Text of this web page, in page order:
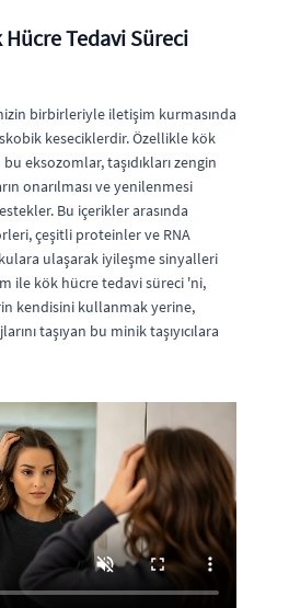
Tedavi Süreci
birbirleriyle iletişim kurmasında
keseciklerdir. Özellikle kök
eksozomlar, taşıdıkları zengin
onarılması ve yenilenmesi
Bu içerikler arasında
çeşitli proteinler ve RNA
ulaşarak iyileşme sinyalleri
ile kök hücre tedavi süreci 'ni,
kendisini kullanmak yerine,
taşıyan bu minik taşıyıcılara